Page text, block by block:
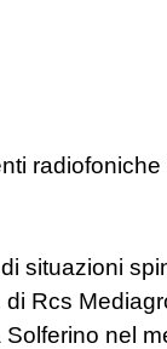
situazioni
Rcs
nel